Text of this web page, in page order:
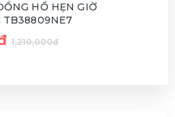
HỒ HẸN GIỜ
TB38809NE7
1,210,000đ